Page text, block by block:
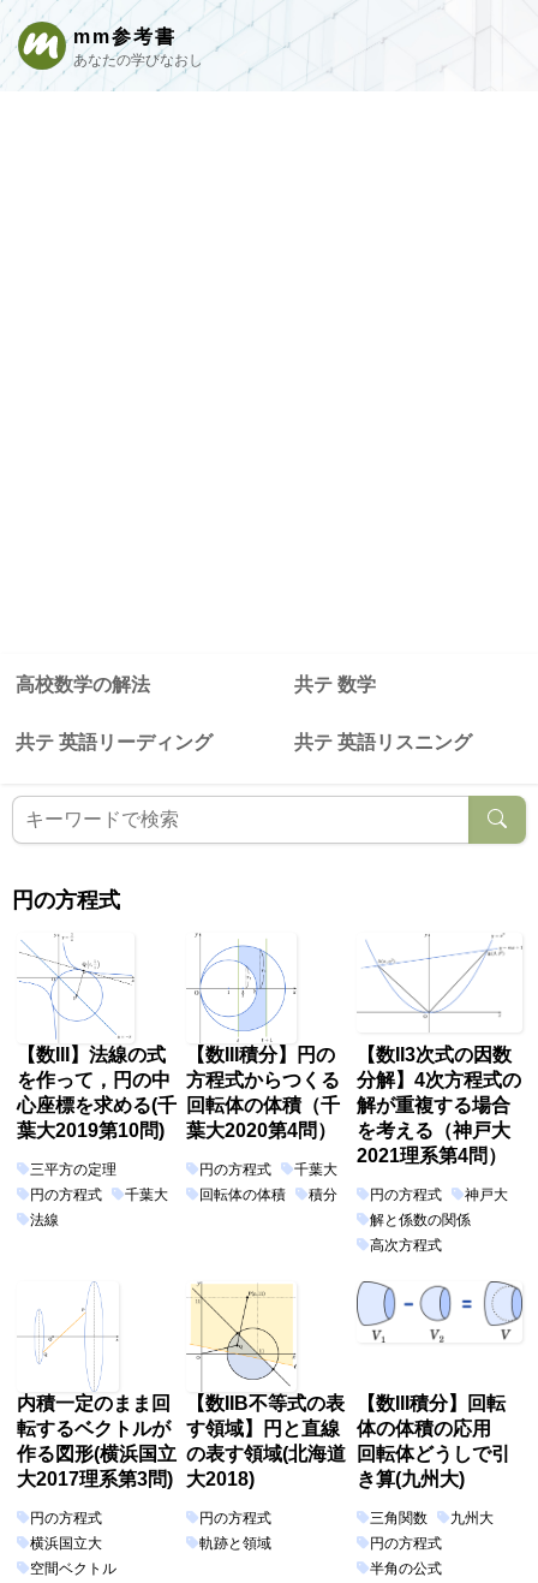
mm参考書
あなたの学びなおし
高校数学の解法 共テ 数学
共テ 英語リーディング 共テ 英語リスニング
円の方程式
【数III】法線の式
を作って，円の中
心座標を求める(千
葉大2019第10問)
三平方の定理
円の方程式
千葉大
法線
【数III積分】円の
方程式からつくる
回転体の体積（千
葉大2020第4問）
円の方程式
千葉大
回転体の体積
積分
【数II3次式の因数
分解】4次方程式の
解が重複する場合
を考える（神戸大
2021理系第4問）
円の方程式
神戸大
解と係数の関係
高次方程式
内積一定のまま回
転するベクトルが
作る図形(横浜国立
大2017理系第3問)
円の方程式
横浜国立大
空間ベクトル
【数IIB不等式の表
す領域】円と直線
の表す領域(北海道
大2018)
円の方程式
軌跡と領域
【数III積分】回転
体の体積の応用
回転体どうしで引
き算(九州大)
三角関数
九州大
円の方程式
半角の公式